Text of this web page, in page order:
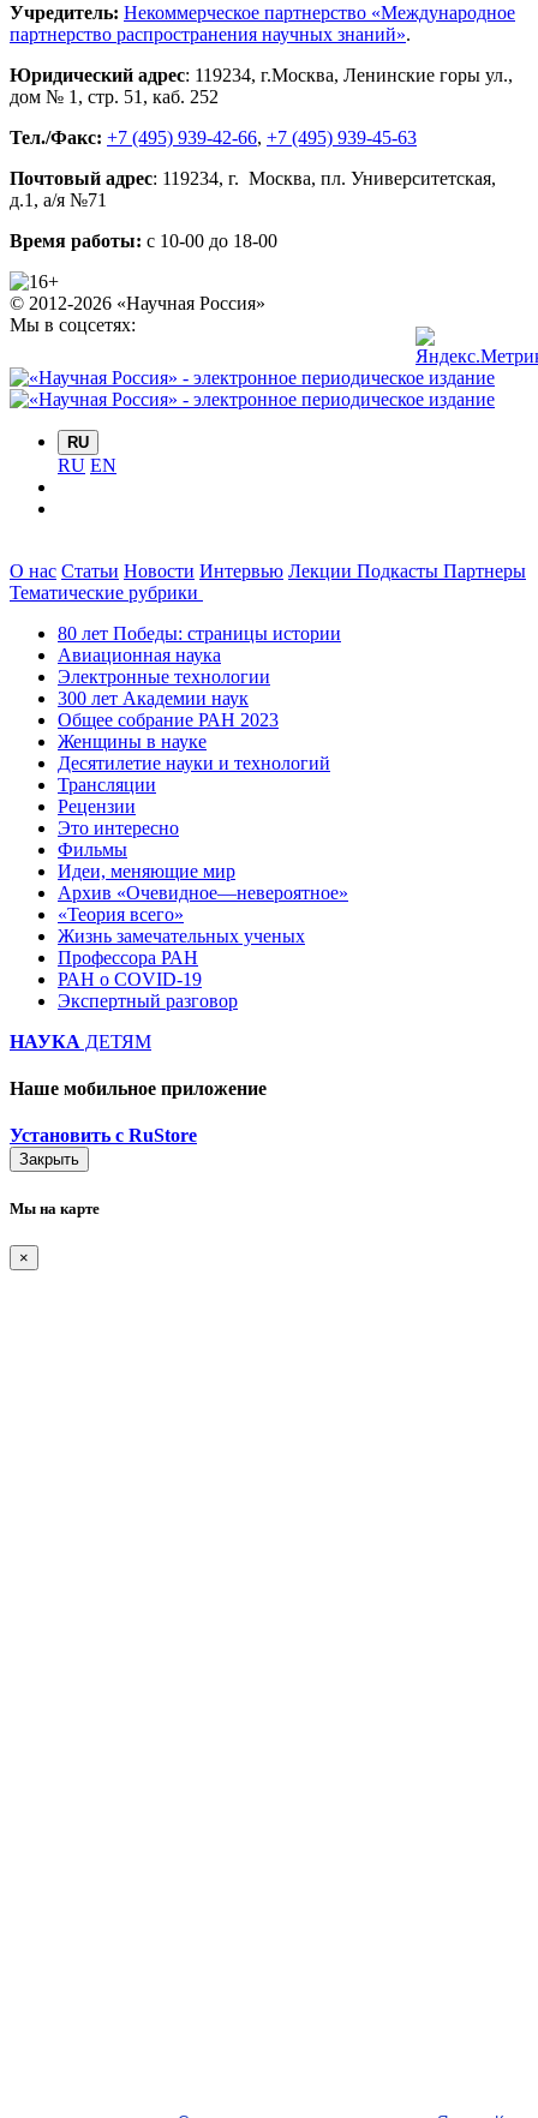
Учредитель: Некоммерческое партнерство «Международное
партнерство распространения научных знаний».
Юридический адрес: 119234, г.Москва, Ленинские горы ул.,
дом № 1, стр. 51 , каб. 252
Тел./Факс: +7 (495) 939-42-66, +7 (495) 939-45-63
Почтовый адрес: 119234, г. Москва, пл. Университетская,
д.1 , а/я №71
Время работы: с 10-00 до 18-00
© 2012-2026 «Научная Россия»
Мы в соцсетях:
RU
RU EN
О нас Статьи Новости Интервью Лекции Подкасты Партнеры
Тематические рубрики
80 лет Победы: страницы истории
Авиационная наука
Электронные технологии
300 лет Академии наук
Общее собрание РАН 2023
Женщины в науке
Десятилетие науки и технологий
Трансляции
Рецензии
Это интересно
Фильмы
Идеи, меняющие мир
Архив «Очевидное—невероятное»
«Теория всего»
Жизнь замечательных ученых
Профессора РАН
РАН о COVID-19
Экспертный разговор
НАУКА ДЕТЯМ
Наше мобильное приложение
Установить с RuStore
Закрыть
Мы на карте
×